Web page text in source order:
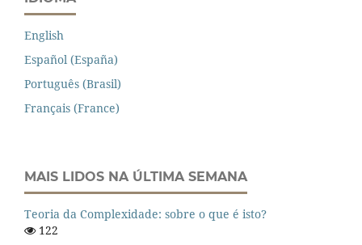
English
Español (España)
Português (Brasil)
Français (France)
MAIS LIDOS NA ÚLTIMA SEMANA
Teoria da Complexidade: sobre o que é isto?
122